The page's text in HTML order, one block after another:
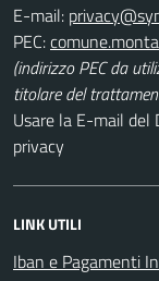
E-mail:
PEC:
(indirizzo PEC da
titolare del
Usare la E-mail del
privacy
LINK UTILI
Iban e Pagamenti